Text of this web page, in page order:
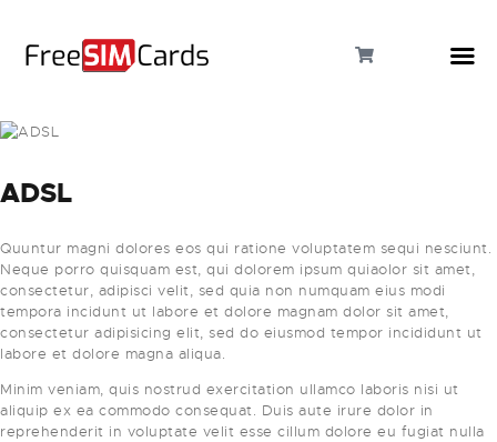
HOME
ABOUT US
PRODUCTS
CONTACT
ADSL
Quuntur magni dolores eos qui ratione voluptatem sequi nesciunt.
Neque porro quisquam est, qui dolorem ipsum quiaolor sit amet,
consectetur, adipisci velit, sed quia non numquam eius modi
tempora incidunt ut labore et dolore magnam dolor sit amet,
consectetur adipisicing elit, sed do eiusmod tempor incididunt ut
labore et dolore magna aliqua.
Minim veniam, quis nostrud exercitation ullamco laboris nisi ut
aliquip ex ea commodo consequat. Duis aute irure dolor in
reprehenderit in voluptate velit esse cillum dolore eu fugiat nulla